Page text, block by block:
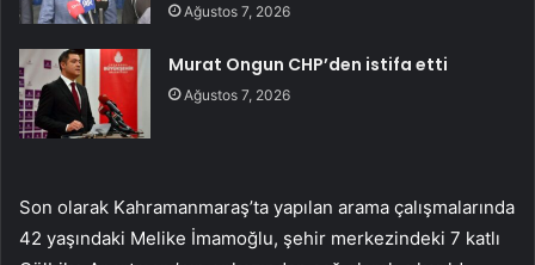
Ağustos 7, 2026
Murat Ongun CHP’den istifa etti
Ağustos 7, 2026
Son olarak Kahramanmaraş’ta yapılan arama çalışmalarında
42 yaşındaki Melike İmamoğlu, şehir merkezindeki 7 katlı